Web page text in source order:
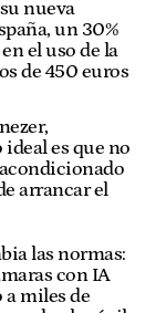
nueva
un 30%
el uso de la
de 450 euros
ideal es que no
arrancar el
las normas:
con IA
a miles de